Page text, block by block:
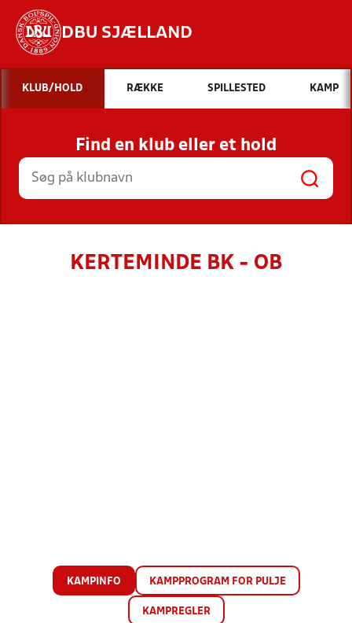
DBU SJÆLLAND
Hvad vil du søge efter?
INDHOLD OG NYHEDER
STILLINGER, RESULTATER, KLUBBER OG
HOLD
KLUB/HOLD RÆKKE SPILLESTED KAMP
Find en klub eller et hold
KERTEMINDE BK - OB
KAMPINFO KAMPPROGRAM FOR PULJE
KAMPREGLER